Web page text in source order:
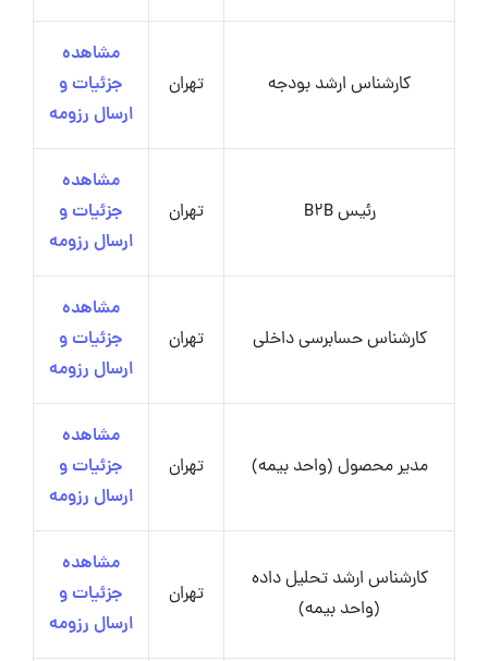
کارشناس ارشد بودجه تهران
مشاهده
جزئیات و
ارسال رزومه
رئیس B2B تهران
مشاهده
جزئیات و
ارسال رزومه
کارشناس حسابرسی داخلی تهران
مشاهده
جزئیات و
ارسال رزومه
مدیر محصول (واحد بیمه) تهران
مشاهده
جزئیات و
ارسال رزومه
کارشناس ارشد تحلیل داده
(واحد بیمه)
تهران
مشاهده
جزئیات و
ارسال رزومه